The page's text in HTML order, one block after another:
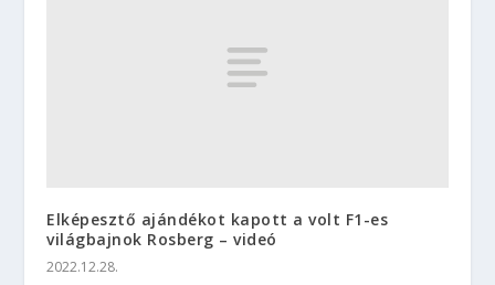
Elképesztő ajándékot kapott a volt F1-es
világbajnok Rosberg – videó
2022.12.28.